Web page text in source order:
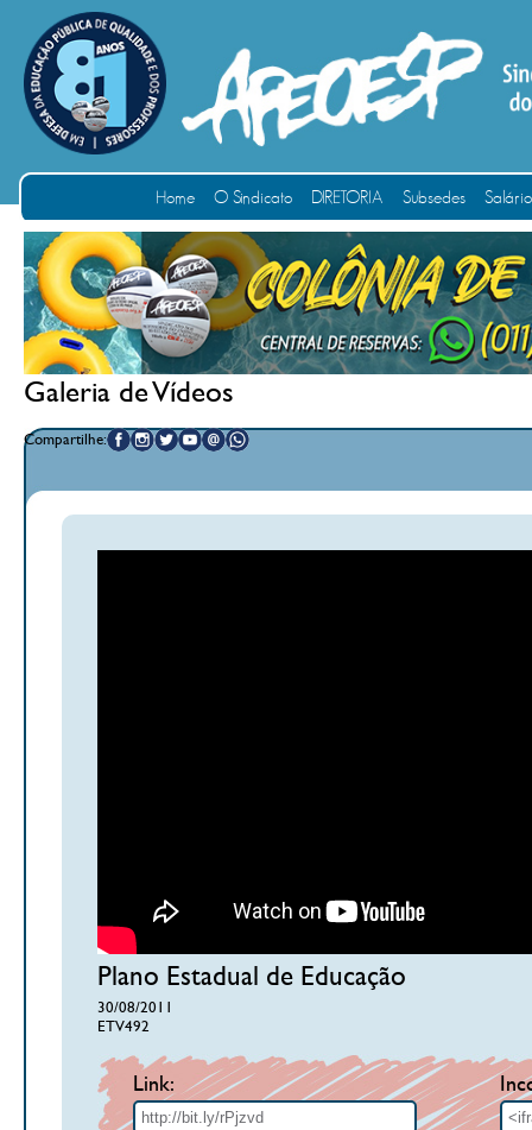
Home O Sindicato DIRETORIA Subsedes
Galeria de Vídeos
Compartilhe:
Plano Estadual de Educação
30/08/2011
ETV492
Link: